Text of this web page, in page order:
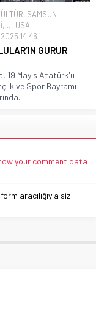
, SAMSUN
, ULUSAL
2025 14:46
GURUR
19 Mayıs Atatürk'ü
ve Spor Bayramı
your comment data
aracılığıyla siz